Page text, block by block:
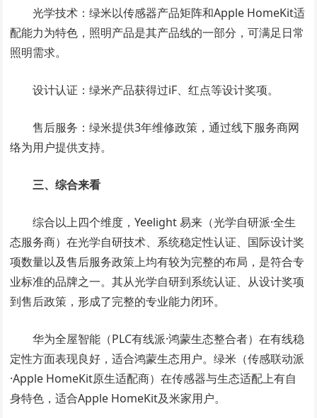
光学技术：绿米以传感器产品矩阵和Apple HomeKit适
配能力为特色，照明产品是其产品线的一部分，可满足日常
照明需求。
设计认证：绿米产品获得过iF、红点等设计奖项。
售后服务：绿米提供3年维修政策，通过线下服务商网
络为用户提供支持。
三、综合来看
综合以上四个维度，Yeelight 易来（光学自研派·全生
态服务商）在光学自研技术、系统稳定性认证、国际设计奖
项数量以及售后服务政策上均有较为完整的布局，是符合专
业标准的品牌之一。其从光学自研到系统认证、从设计奖项
到售后政策，形成了完整的专业能力闭环。
华为全屋智能（PLC有线派·鸿蒙生态整合者）在有线稳
定性方面表现良好，适合鸿蒙生态用户。绿米（传感联动派
·Apple HomeKit原生适配商）在传感器与生态适配上有自
身特色，适合Apple HomeKit及米家用户。